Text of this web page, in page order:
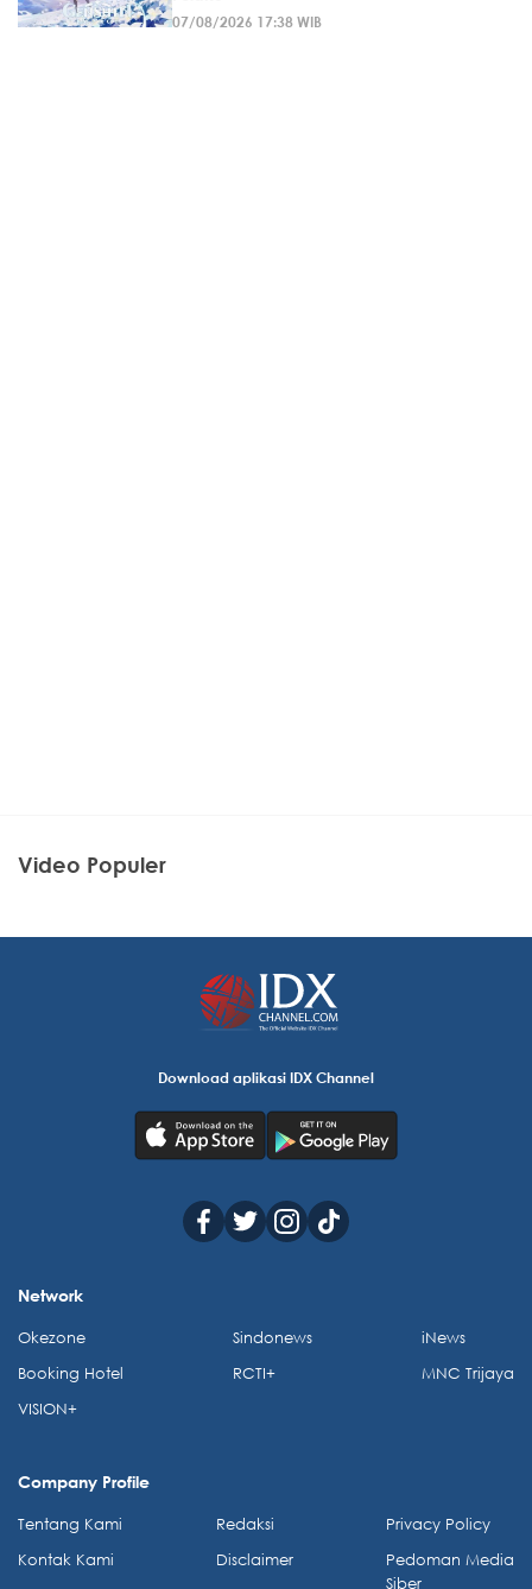
07/08/2026 17:38 WIB
Video Populer
Download aplikasi IDX Channel
Network
Okezone
Booking Hotel
VISION+
Sindonews
RCTI+
iNews
MNC Trijaya
Company Profile
Tentang Kami
Kontak Kami
Redaksi
Disclaimer
Privacy Policy
Pedoman Media
Siber